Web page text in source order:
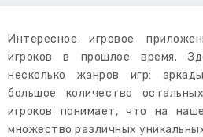
Интересное игровое
игроков в прошлое время.
несколько жанров игр:
большое количество
игроков понимает, что на
множество различных